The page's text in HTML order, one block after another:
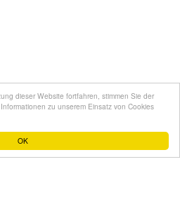
OK
dieser Website fortfahren, stimmen Sie der
zu unserem Einsatz von Cookies
werden
Über uns
Datenschutz